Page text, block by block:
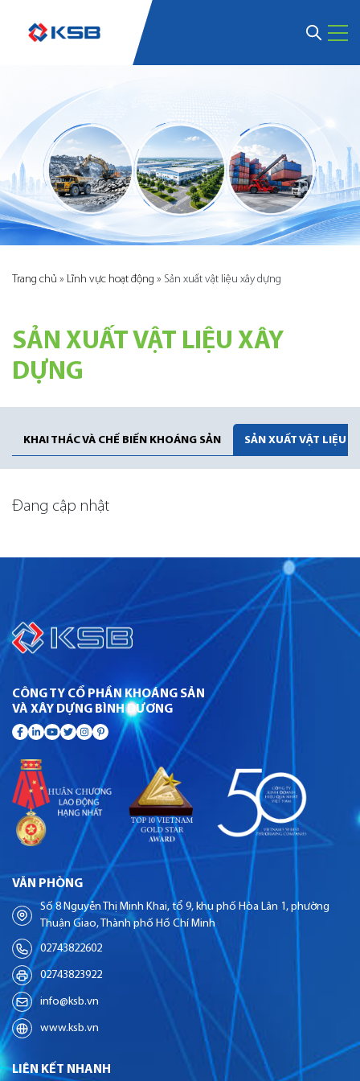
Trang chủ » Lĩnh vực hoạt động » Sản xuất vật liệu xây dựng
SẢN XUẤT VẬT LIỆU XÂY
DỰNG
KHAI THÁC VÀ CHẾ BIẾN KHOÁNG SẢN SẢN XUẤT VẬT LIỆU
Đang cập nhật
CÔNG TY CỔ PHẦN KHOÁNG SẢN
VÀ XÂY DỰNG BÌNH DƯƠNG
VĂN PHÒNG
Số 8 Nguyễn Thị Minh Khai, tổ 9, khu phố Hòa Lân 1, phường
Thuận Giao, Thành phố Hồ Chí Minh
02743822602
02743823922
info@ksb.vn
www.ksb.vn
LIÊN KẾT NHANH